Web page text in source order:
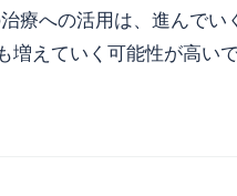
療への活用は、進んで
えていく可能性が高いで